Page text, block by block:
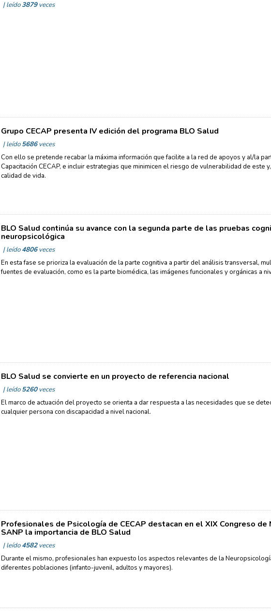
| leído3879veces
Grupo CECAP presenta IV edición del programa BLO Salud
| leído5686veces
Con ello se pretende recabar la máxima información que facilite a la red de apoyos y al/la
Capacitación CECAP, e incluir estrategias que minimicen el riesgo de vulnerabilidad de este
calidad de vida.
BLO Salud continúa su avance con la segunda parte de las pruebas
neuropsicológica
| leído4806veces
En esta fase se prioriza la evaluación de la parte cognitiva a partir del análisis transversal,
fuentes de evaluación, como es la parte biomédica, las imágenes funcionales y orgánicas a
BLO Salud se convierte en un proyecto de referencia nacional
| leído5260veces
El marco de actuación del proyecto se orienta a dar respuesta a las necesidades que se
cualquier persona con discapacidad a nivel nacional.
Profesionales de Psicología de CECAP destacan en el XIX Congreso
SANP la importancia de BLO Salud
| leído4582veces
Durante el mismo, profesionales han expuesto los aspectos relevantes de la
diferentes poblaciones (infanto-juvenil, adultos y mayores).